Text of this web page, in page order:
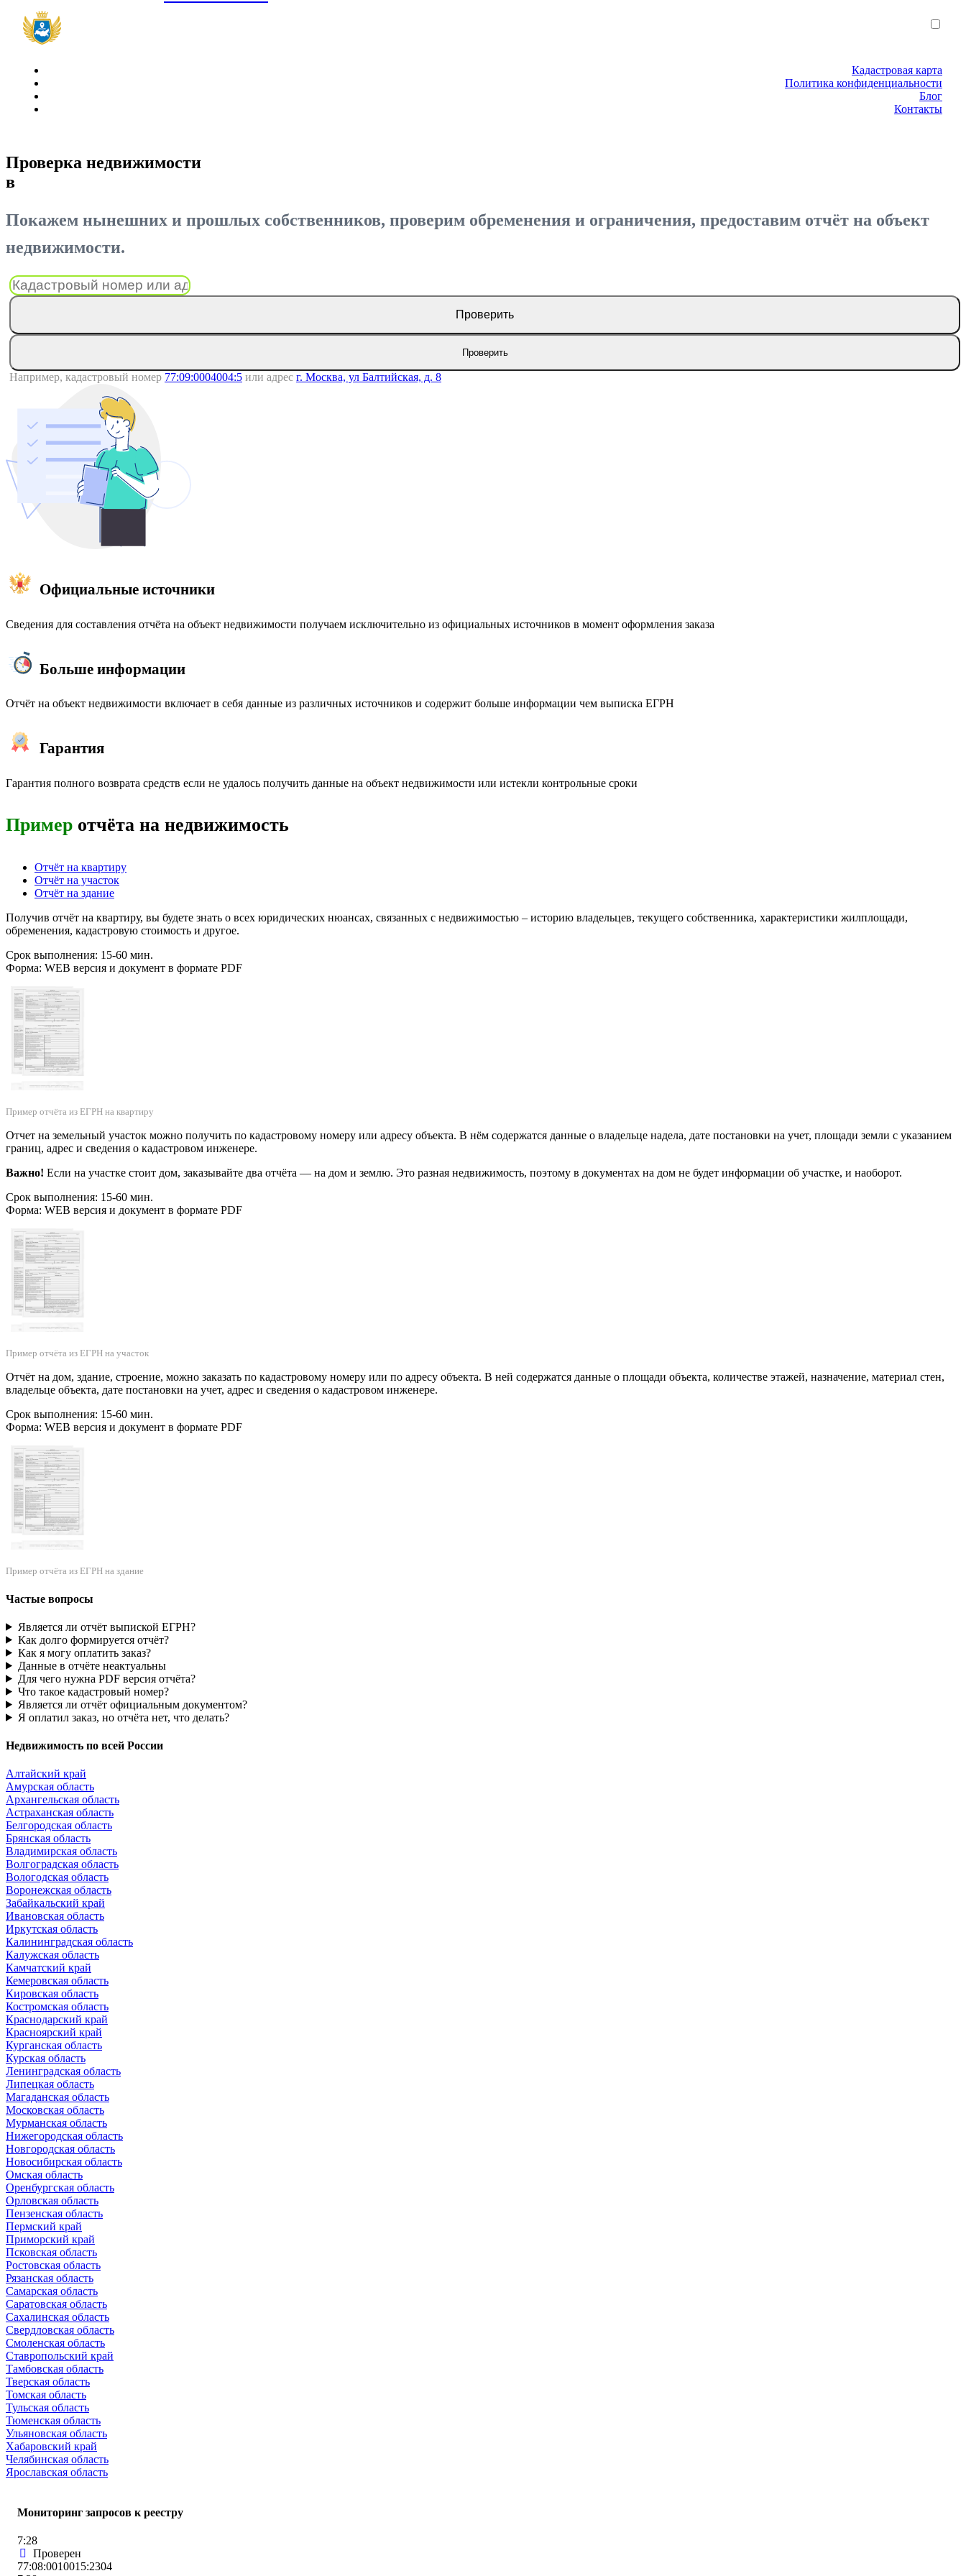
Кадастровая карта
Политика конфиденциальности
Блог
Контакты
Проверка недвижимости
в
Покажем нынешних и прошлых собственников, проверим обременения и ограничения, предоставим отчёт на объект
недвижимости.
Проверить
Проверить
Например, кадастровый номер 77:09:0004004:5 или адрес г. Москва, ул Балтийская, д. 8
Официальные источники
Сведения для составления отчёта на объект недвижимости получаем исключительно из официальных источников в момент оформления заказа
Больше информации
Отчёт на объект недвижимости включает в себя данные из различных источников и содержит больше информации чем выписка ЕГРН
Гарантия
Гарантия полного возврата средств если не удалось получить данные на объект недвижимости или истекли контрольные сроки
Пример отчёта на недвижимость
Отчёт на квартиру
Отчёт на участок
Отчёт на здание
Получив отчёт на квартиру, вы будете знать о всех юридических нюансах, связанных с недвижимостью – историю владельцев, текущего собственника, характеристики жилплощади,
обременения, кадастровую стоимость и другое.
Срок выполнения: 15-60 мин.
Форма: WEB версия и документ в формате PDF
Пример отчёта из ЕГРН на квартиру
Отчет на земельный участок можно получить по кадастровому номеру или адресу объекта. В нём содержатся данные о владельце надела, дате постановки на учет, площади земли с указанием
границ, адрес и сведения о кадастровом инженере.
Важно! Если на участке стоит дом, заказывайте два отчёта — на дом и землю. Это разная недвижимость, поэтому в документах на дом не будет информации об участке, и наоборот.
Срок выполнения: 15-60 мин.
Форма: WEB версия и документ в формате PDF
Пример отчёта из ЕГРН на участок
Отчёт на дом, здание, строение, можно заказать по кадастровому номеру или по адресу объекта. В ней содержатся данные о площади объекта, количестве этажей, назначение, материал стен,
владельце объекта, дате постановки на учет, адрес и сведения о кадастровом инженере.
Срок выполнения: 15-60 мин.
Форма: WEB версия и документ в формате PDF
Пример отчёта из ЕГРН на здание
Частые вопросы
Является ли отчёт выпиской ЕГРН?
Как долго формируется отчёт?
Как я могу оплатить заказ?
Данные в отчёте неактуальны
Для чего нужна PDF версия отчёта?
Что такое кадастровый номер?
Является ли отчёт официальным документом?
Я оплатил заказ, но отчёта нет, что делать?
Недвижимость по всей России
Алтайский край
Амурская область
Архангельская область
Астраханская область
Белгородская область
Брянская область
Владимирская область
Волгоградская область
Вологодская область
Воронежская область
Забайкальский край
Ивановская область
Иркутская область
Калининградская область
Калужская область
Камчатский край
Кемеровская область
Кировская область
Костромская область
Краснодарский край
Красноярский край
Курганская область
Курская область
Ленинградская область
Липецкая область
Магаданская область
Московская область
Мурманская область
Нижегородская область
Новгородская область
Новосибирская область
Омская область
Оренбургская область
Орловская область
Пензенская область
Пермский край
Приморский край
Псковская область
Ростовская область
Рязанская область
Самарская область
Саратовская область
Сахалинская область
Свердловская область
Смоленская область
Ставропольский край
Тамбовская область
Тверская область
Томская область
Тульская область
Тюменская область
Ульяновская область
Хабаровский край
Челябинская область
Ярославская область
Мониторинг запросов к реестру
7:28
Проверен
77:08:0010015:2304